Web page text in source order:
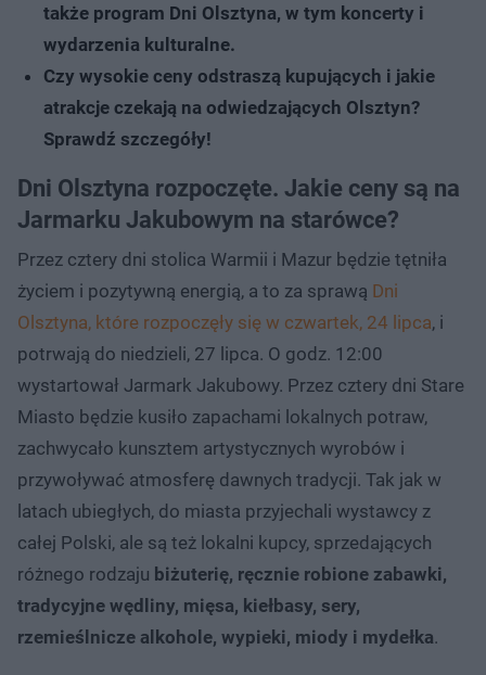
także program Dni Olsztyna, w tym koncerty i
wydarzenia kulturalne.
Czy wysokie ceny odstraszą kupujących i jakie
atrakcje czekają na odwiedzających Olsztyn?
Sprawdź szczegóły!
Dni Olsztyna rozpoczęte. Jakie ceny są na
Jarmarku Jakubowym na starówce?
Przez cztery dni stolica Warmii i Mazur będzie tętniła
życiem i pozytywną energią, a to za sprawą Dni
Olsztyna, które rozpoczęły się w czwartek, 24 lipca, i
potrwają do niedzieli, 27 lipca. O godz. 12:00
wystartował Jarmark Jakubowy. Przez cztery dni Stare
Miasto będzie kusiło zapachami lokalnych potraw,
zachwycało kunsztem artystycznych wyrobów i
przywoływać atmosferę dawnych tradycji. Tak jak w
latach ubiegłych, do miasta przyjechali wystawcy z
całej Polski, ale są też lokalni kupcy, sprzedających
różnego rodzaju biżuterię, ręcznie robione zabawki,
tradycyjne wędliny, mięsa, kiełbasy, sery,
rzemieślnicze alkohole, wypieki, miody i mydełka.